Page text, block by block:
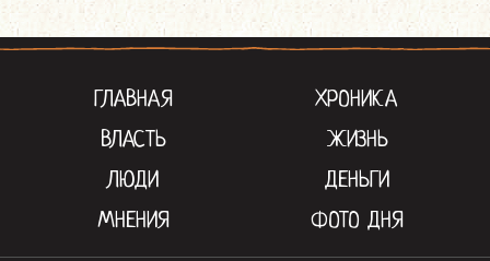
ГЛАВНАЯ
ХРОНИКА
ВЛАСТЬ
ЖИЗНЬ
ЛЮДИ
ДЕНЬГИ
МНЕНИЯ
ФОТО ДНЯ